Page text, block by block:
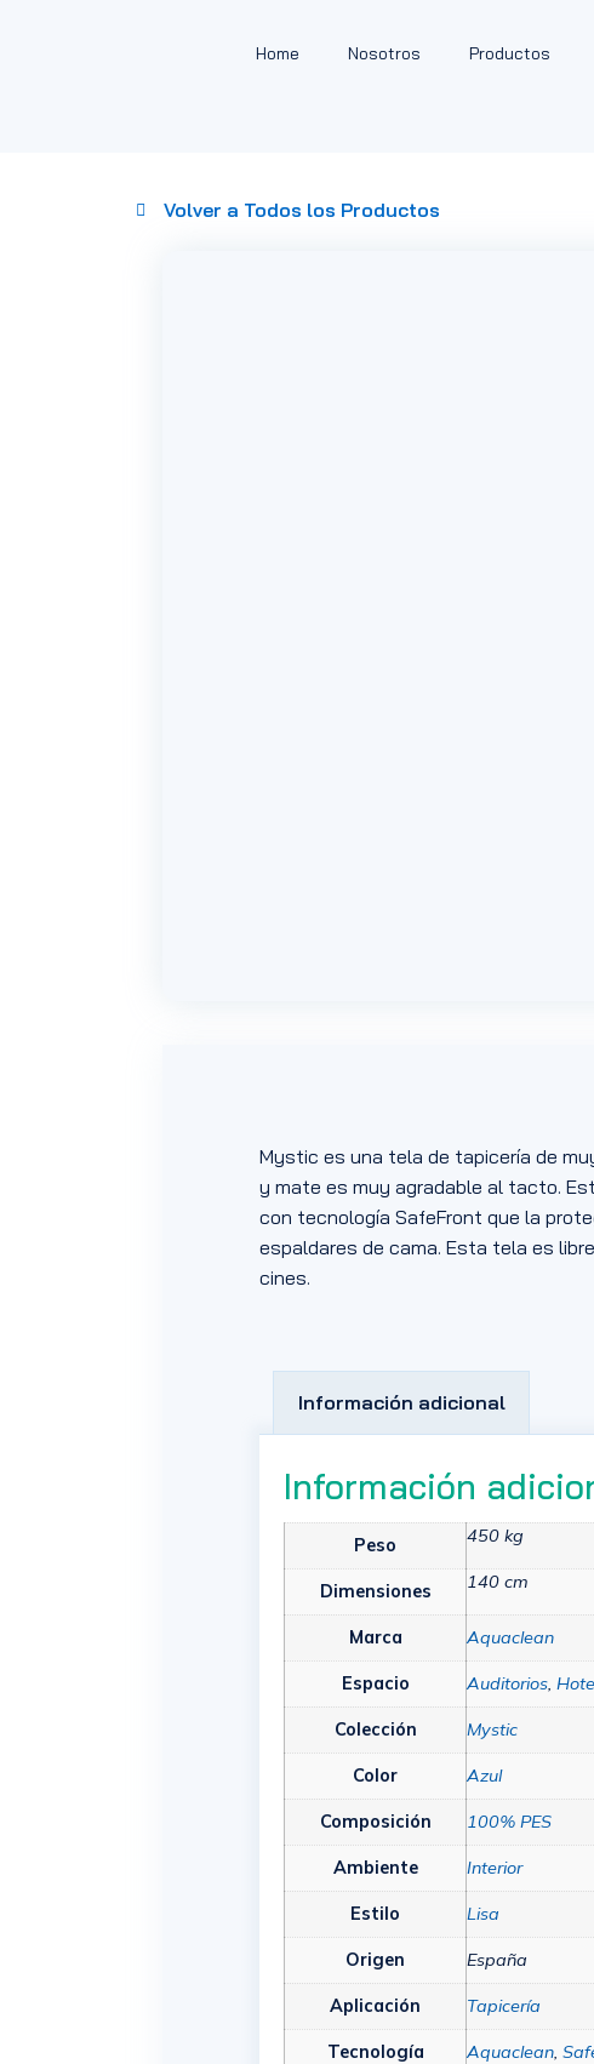
Home Nosotros Productos
Volver a Todos los Productos
Mystic es una tela de tapicería de
y mate es muy agradable al tacto.
con tecnología SafeFront que la
espaldares de cama. Esta tela es
cines.
Información adicional
Información
Peso 450 kg
Dimensiones 140 cm
Marca Aquaclean
Espacio Auditorios,
Colección Mystic
Color Azul
Composición 100% PES
Ambiente Interior
Estilo Lisa
Origen España
Aplicación Tapicería
Tecnología Aquaclean,